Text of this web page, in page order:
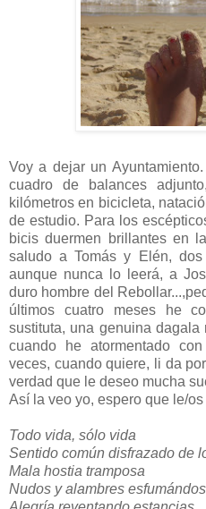
Voy a dejar un
cuadro de balances
kilómetros en bicicleta,
de estudio. Para los
bicis duermen brillantes en
saludo a Tomás y Elén,
aunque nunca lo leerá, a
duro hombre del
últimos cuatro meses he
sustituta, una genuina
cuando he atormentado
veces, cuando quiere, li da
verdad que le deseo mucha
Así la veo yo, espero que le/os
Todo vida, sólo vida
Sentido común disfrazado de
Mala hostia tramposa
Nudos y alambres